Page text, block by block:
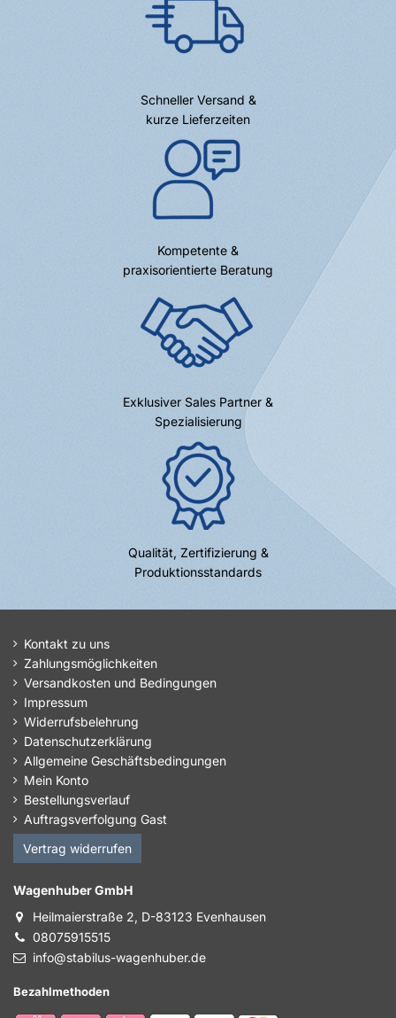
Schneller Versand &
kurze Lieferzeiten
Kompetente &
praxisorientierte Beratung
Exklusiver Sales Partner &
Spezialisierung
Qualität, Zertifizierung &
Produktionsstandards
Kontakt zu uns
Zahlungsmöglichkeiten
Versandkosten und Bedingungen
Impressum
Widerrufsbelehrung
Datenschutzerklärung
Allgemeine Geschäftsbedingungen
Mein Konto
Bestellungsverlauf
Auftragsverfolgung Gast
Vertrag widerrufen
Wagenhuber GmbH
Heilmaierstraße 2, D-83123 Evenhausen
08075915515
info@stabilus-wagenhuber.de
Bezahlmethoden